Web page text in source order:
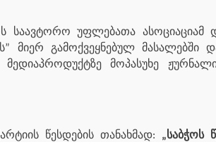
საავტორო უფლებათა ასოციაციამ
მიერ გამოქვეყნებულ მასალებში
მოპასუხე
წესდების თანახმად: „საბჭოს